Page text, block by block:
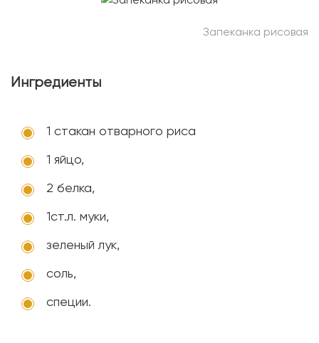
Запеканка рисовая
Ингредиенты
1 стакан отварного риса
1 яйцо,
2 белка,
1ст.л. муки,
зеленый лук,
соль,
специи.